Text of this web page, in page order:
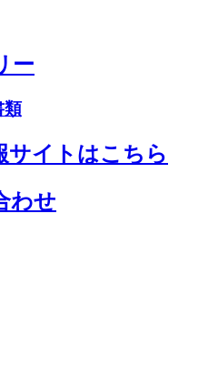
ー
類
サイトはこちら
わせ